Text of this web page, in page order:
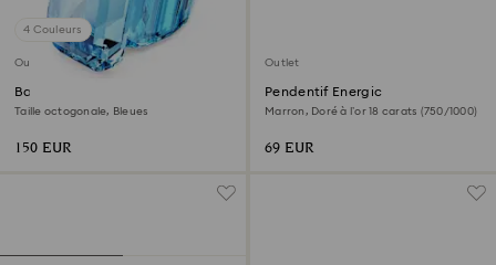
4 Couleurs
Outlet
Bague cocktail Lucent
Taille octogonale, Bleues
150 EUR
Outlet
Pendentif Energic
Marron, Doré à l’or 18 carats (750/1000)
69 EUR